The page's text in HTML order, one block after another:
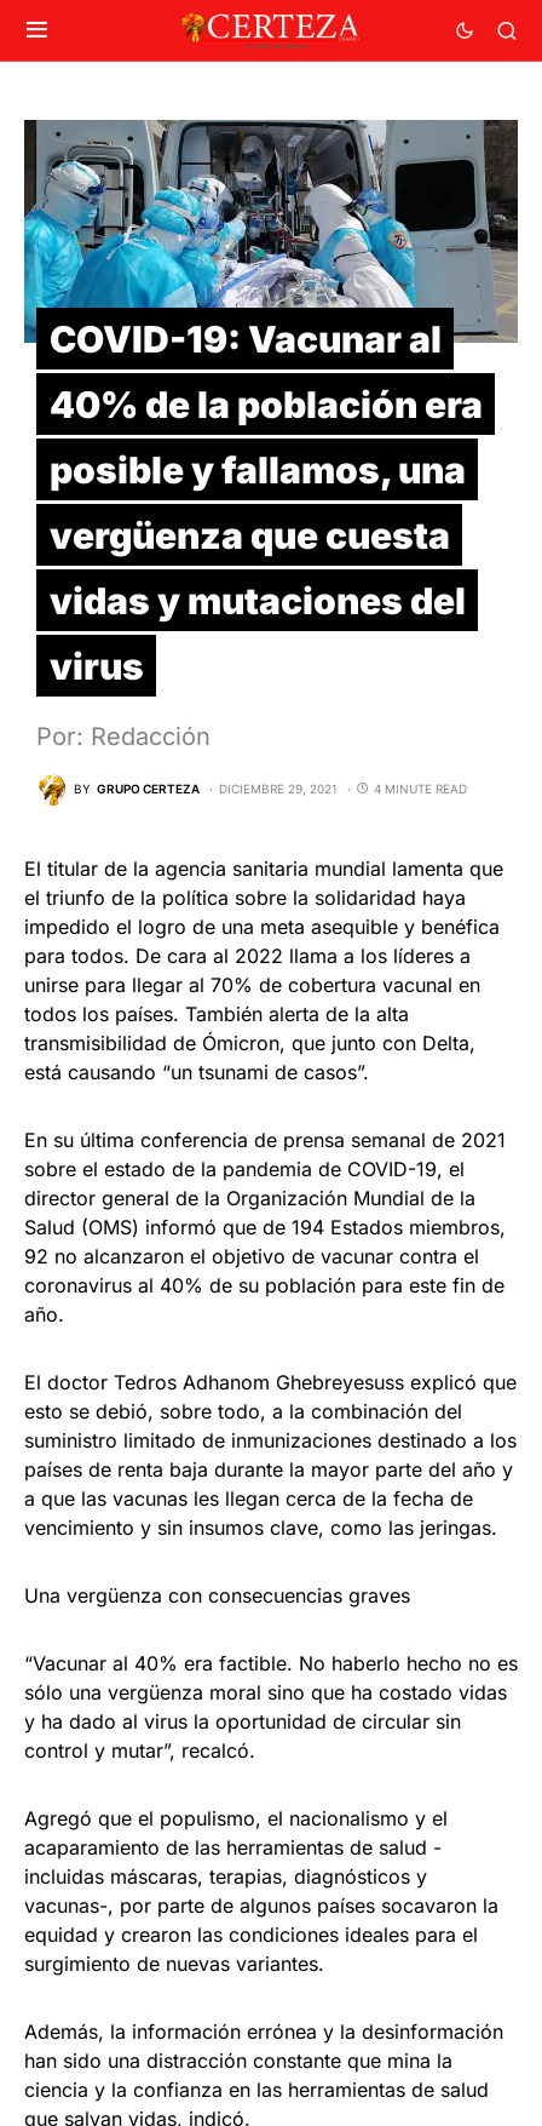
COVID-19: Vacunar al
40% de la población era
posible y fallamos, una
vergüenza que cuesta
vidas y mutaciones del
virus
Por: Redacción
BY GRUPO CERTEZA DICIEMBRE 29, 2021 4 MINUTE READ
El titular de la agencia sanitaria mundial lamenta que
el triunfo de la política sobre la solidaridad haya
impedido el logro de una meta asequible y benéfica
para todos. De cara al 2022 llama a los líderes a
unirse para llegar al 70% de cobertura vacunal en
todos los países. También alerta de la alta
transmisibilidad de Ómicron, que junto con Delta,
está causando “un tsunami de casos”.
En su última conferencia de prensa semanal de 2021
sobre el estado de la pandemia de COVID-19, el
director general de la Organización Mundial de la
Salud (OMS) informó que de 194 Estados miembros,
92 no alcanzaron el objetivo de vacunar contra el
coronavirus al 40% de su población para este fin de
año.
El doctor Tedros Adhanom Ghebreyesuss explicó que
esto se debió, sobre todo, a la combinación del
suministro limitado de inmunizaciones destinado a los
países de renta baja durante la mayor parte del año y
a que las vacunas les llegan cerca de la fecha de
vencimiento y sin insumos clave, como las jeringas.
Una vergüenza con consecuencias graves
“Vacunar al 40% era factible. No haberlo hecho no es
sólo una vergüenza moral sino que ha costado vidas
y ha dado al virus la oportunidad de circular sin
control y mutar”, recalcó.
Agregó que el populismo, el nacionalismo y el
acaparamiento de las herramientas de salud -
incluidas máscaras, terapias, diagnósticos y
vacunas-, por parte de algunos países socavaron la
equidad y crearon las condiciones ideales para el
surgimiento de nuevas variantes.
Además, la información errónea y la desinformación
han sido una distracción constante que mina la
ciencia y la confianza en las herramientas de salud
que salvan vidas, indicó.